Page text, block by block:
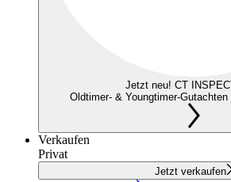
Jetzt neu! CT
Oldtimer- & Youngtimer-
Verkaufen
Privat
Jetzt verkaufen